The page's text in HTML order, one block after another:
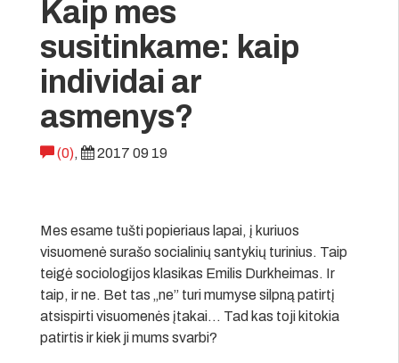
Kaip mes
susitinkame: kaip
individai ar
asmenys?
(0), 2017 09 19
Mes esame tušti popieriaus lapai, į kuriuos
visuomenė surašo socialinių santykių turinius. Taip
teigė sociologijos klasikas Emilis Durkheimas. Ir
taip, ir ne. Bet tas „ne” turi mumyse silpną patirtį
atsispirti visuomenės įtakai… Tad kas toji kitokia
patirtis ir kiek ji mums svarbi?